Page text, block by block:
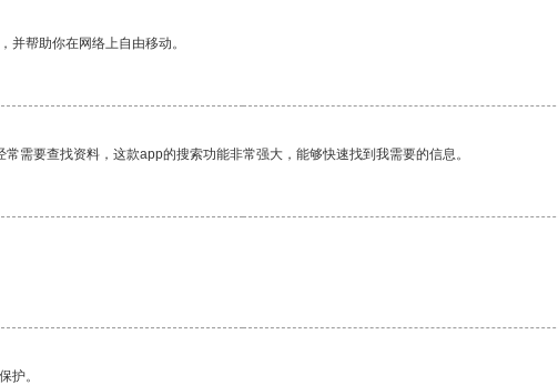
并帮助你在网络上自由移动。
需要查找资料，这款app的搜索功能非常强大，能够快速找到我需要的信息。
护。